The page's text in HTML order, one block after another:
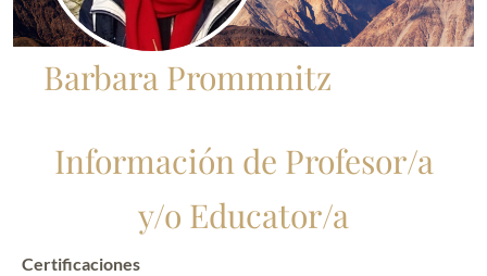
Barbara Prommnitz
Información de Profesor/a
y/o Educator/a
Certificaciones